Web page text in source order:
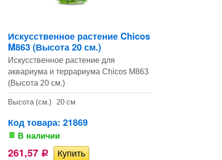
Искусственное растение Chicos
M863 (Высота 20 см.)
Искусственное растение для
аквариума и террариума Chicos M863
(Высота 20 см.)
Высота (см.) 20 см
Код товара: 21869
В наличии
261,57 Р